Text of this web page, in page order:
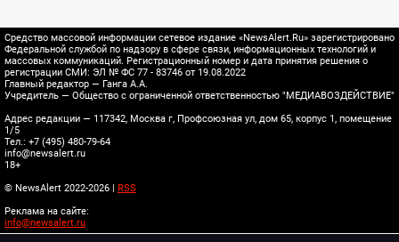
Средство массовой информации сетевое издание «NewsAlert.Ru» зарегистрировано
Федеральной службой по надзору в сфере связи, информационных технологий и
массовых коммуникаций. Регистрационный номер и дата принятия решения о
регистрации СМИ: ЭЛ № ФС 77 - 83746 от 19.08.2022
Главный редактор — Ганга А.А.
Учредитель — Общество с ограниченной ответственностью "МЕДИАВОЗДЕЙСТВИЕ"
Адрес редакции — 117342, Москва г, Профсоюзная ул, дом 65, корпус 1, помещение
1/5
Тел.: +7 (495) 480-79-64
info@newsalert.ru
18+
© NewsAlert 2022-2026 | RSS
Реклама на сайте:
info@newsalert.ru